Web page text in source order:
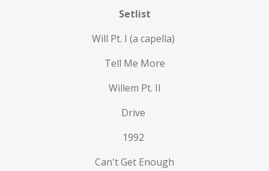
Setlist
Will Pt. I (a capella)
Tell Me More
Willem Pt. II
Drive
1992
Can't Get Enough